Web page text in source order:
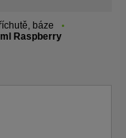
báze
Raspberry